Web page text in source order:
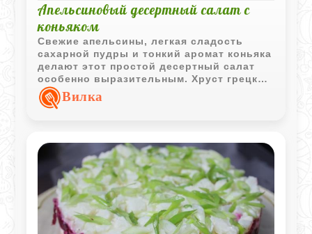
Апельсиновый десертный салат с
коньяком
Свежие апельсины, легкая сладость
сахарной пудры и тонкий аромат коньяка
делают этот простой десертный салат
особенно выразительным. Хруст грецких
орехов хорошо дополняет сочную
цитрусовую мякоть.
Вилка